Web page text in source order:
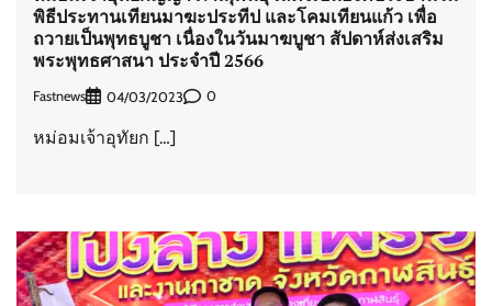
พิธีประทานเทียนมาฆะประทีป และโคมเทียนแก้ว เพื่อ
ถวายเป็นพุทธบูชา เนื่องในวันมาฆบูชา สัปดาห์ส่งเสริม
พระพุทธศาสนา ประจำปี 2566
Fastnews 04/03/2023 0
หม่อมเจ้าอุทัยก […]